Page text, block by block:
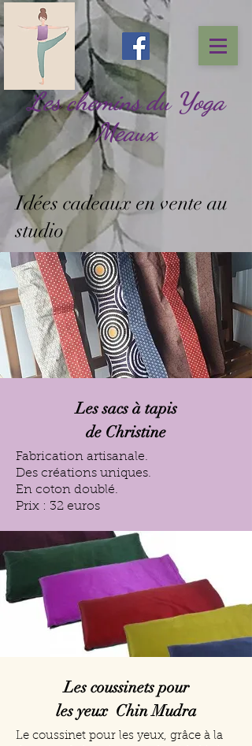
Les chemins du Yoga
Meaux
Idées cadeaux en vente au
studio
Les sacs à tapis
de Christine
Fabrication artisanale.
Des créations uniques.
En coton doublé.
Prix : 32 euros
Les coussinets pour
les yeux Chin Mudra
Le coussinet pour les yeux, grâce à la